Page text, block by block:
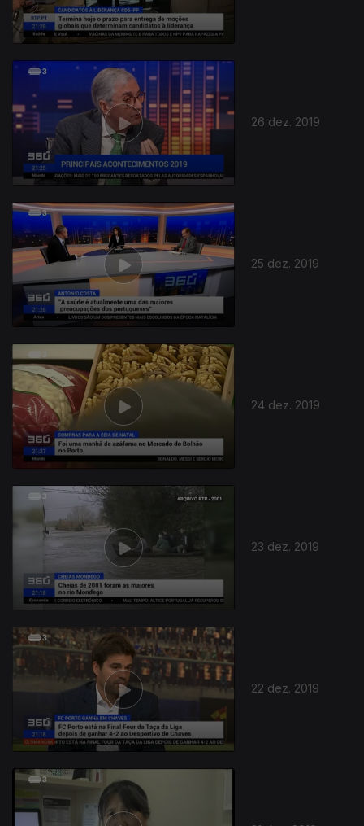
26 dez. 2019
25 dez. 2019
24 dez. 2019
23 dez. 2019
22 dez. 2019
446575